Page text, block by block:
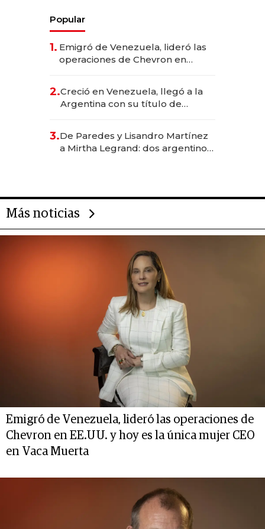
Popular
1. Emigró de Venezuela, lideró las
operaciones de Chevron en
2.Creció en Venezuela, llegó a la
Argentina con su título de
las marcas "fast premium"
3.De Paredes y Lisandro Martínez
a Mirtha Legrand: dos argentinos
Más noticias
Emigró de Venezuela, lideró las operaciones de
Chevron en EE.UU. y hoy es la única mujer CEO
en Vaca Muerta